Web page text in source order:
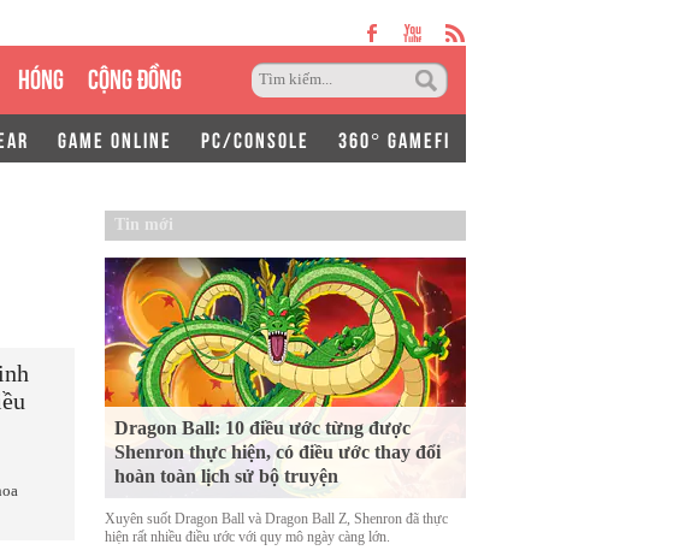
HÓNG CỘNG ĐỒNG
GAME ONLINE PC/CONSOLE 360° GAMEFI
Tin mới
Dragon Ball: 10 điều ước từng được
Shenron thực hiện, có điều ước thay đổi
hoàn toàn lịch sử bộ truyện
Xuyên suốt Dragon Ball và Dragon Ball Z, Shenron đã thực
hiện rất nhiều điều ước với quy mô ngày càng lớn.